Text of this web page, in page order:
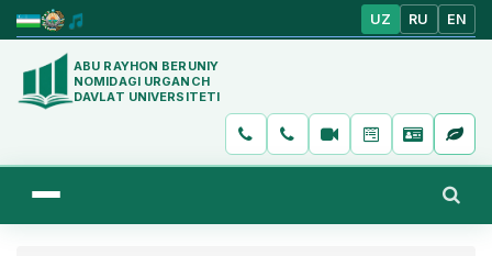
UZ RU EN
ABU RAYHON BERUNIY
NOMIDAGI URGANCH
DAVLAT UNIVERSITETI